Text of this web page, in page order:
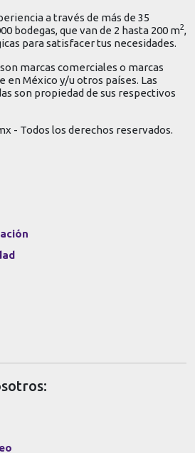
a través de más de 35
bodegas, que van de 2 hasta 200 m2,
para satisfacer tus necesidades.
marcas comerciales o marcas
en México y/u otros países. Las
son propiedad de sus respectivos
- Todos los derechos reservados.